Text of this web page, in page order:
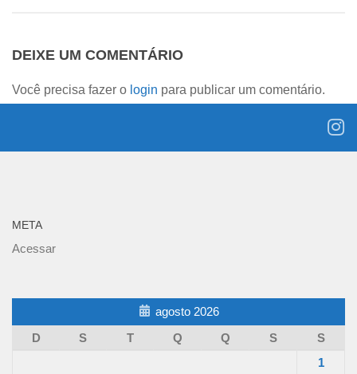
DEIXE UM COMENTÁRIO
Você precisa fazer o login para publicar um comentário.
META
Acessar
agosto 2026
D
S T Q Q S
S
1